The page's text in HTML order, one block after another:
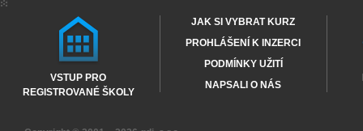
VSTUP PRO
REGISTROVANÉ ŠKOLY
JAK SI VYBRAT KURZ
PROHLÁŠENÍ K INZERCI
PODMÍNKY UŽITÍ
NAPSALI O NÁS